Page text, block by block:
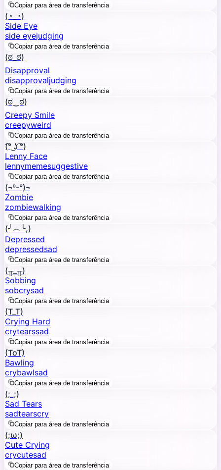
Copiar para área de transferência
(◔_◔)
Side Eye
side eyejudging
Copiar para área de transferência
(ಠ_ಠ)
Disapproval
disapprovaljudging
Copiar para área de transferência
(ಠ‿ಠ)
Creepy Smile
creepyweird
Copiar para área de transferência
(͡° ͜ʖ ͡°)
Lenny Face
lennymemesuggestive
Copiar para área de transferência
(¬º-°)¬
Zombie
zombiewalking
Copiar para área de transferência
(╯︵╰,)
Depressed
depressedsad
Copiar para área de transferência
(╥_╥)
Sobbing
sobcrysad
Copiar para área de transferência
(T_T)
Crying Hard
crytearssad
Copiar para área de transferência
(ToT)
Bawling
crybawlsad
Copiar para área de transferência
(;_;)
Sad Tears
sadtearscry
Copiar para área de transferência
(;ω;)
Cute Crying
crycutesad
Copiar para área de transferência